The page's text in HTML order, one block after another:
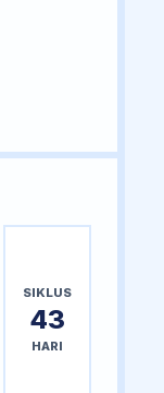
SIKLUS
43
HARI